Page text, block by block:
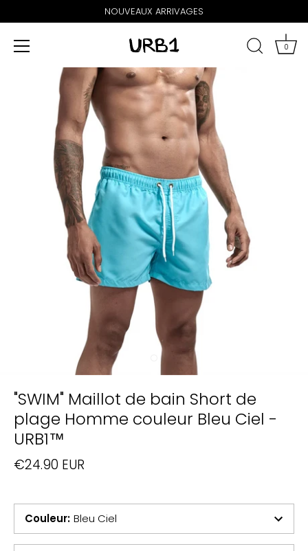
NOUVEAUX ARRIVAGES
0
"SWIM" Maillot de bain Short de
plage Homme couleur Bleu Ciel -
URB1™
€24.90 EUR
Couleur: Bleu Ciel